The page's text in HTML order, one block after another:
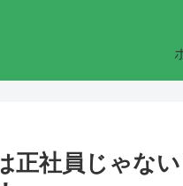
正社員じゃな